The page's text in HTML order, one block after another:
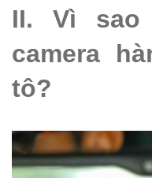
II. Vì
camera
tô?